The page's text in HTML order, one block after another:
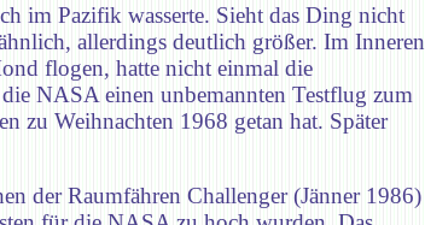
im Pazifik wasserte. Sieht das Ding nicht
allerdings deutlich größer. Im Inneren
flogen, hatte nicht einmal die
NASA einen unbemannten Testflug zum
zu Weihnachten 1968 getan hat. Später
der Raumfähren Challenger (Jänner 1986)